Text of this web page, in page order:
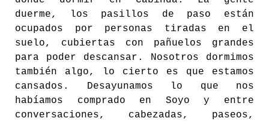
duerme, los pasillos de paso están
ocupados por personas tiradas en el
suelo, cubiertas con pañuelos grandes
para poder descansar. Nosotros dormimos
también algo, lo cierto es que estamos
cansados. Desayunamos lo que nos
habíamos comprado en Soyo y entre
conversaciones, cabezadas, paseos,